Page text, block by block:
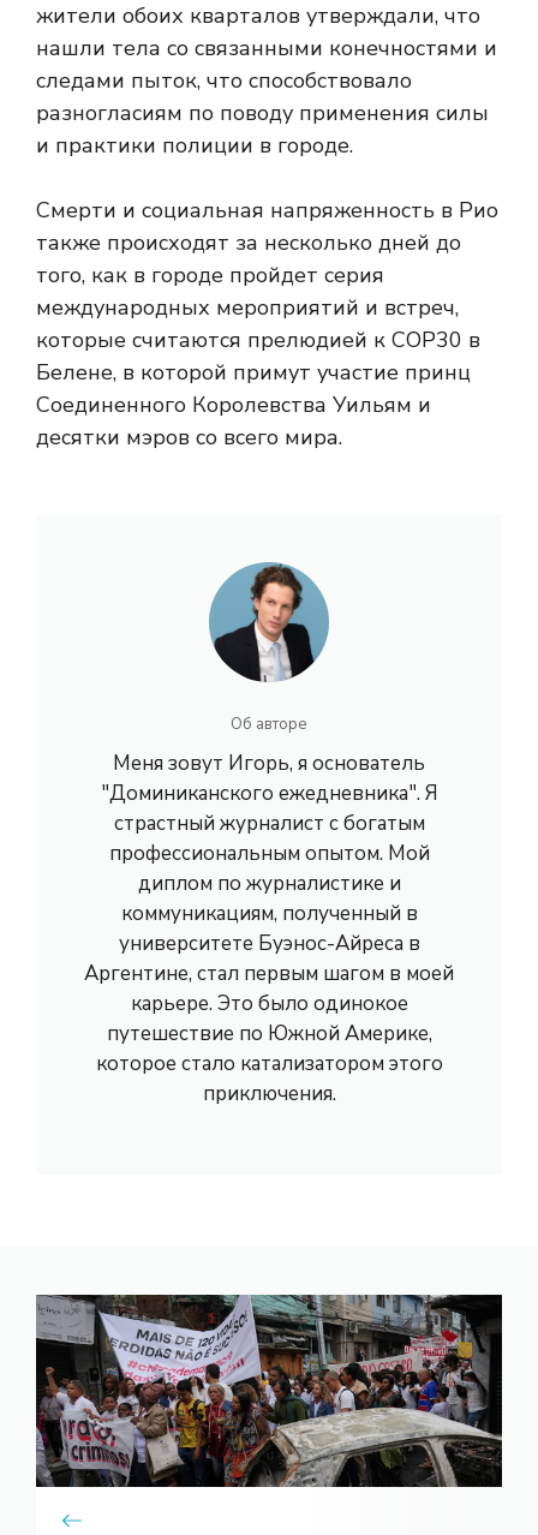
жители обоих кварталов утверждали, что
нашли тела со связанными конечностями и
следами пыток, что способствовало
разногласиям по поводу применения силы
и практики полиции в городе.
Смерти и социальная напряженность в Рио
также происходят за несколько дней до
того, как в городе пройдет серия
международных мероприятий и встреч,
которые считаются прелюдией к COP30 в
Белене, в которой примут участие принц
Соединенного Королевства Уильям и
десятки мэров со всего мира.
Об авторе
Меня зовут Игорь, я основатель
"Доминиканского ежедневника". Я
страстный журналист с богатым
профессиональным опытом. Мой
диплом по журналистике и
коммуникациям, полученный в
университете Буэнос-Айреса в
Аргентине, стал первым шагом в моей
карьере. Это было одинокое
путешествие по Южной Америке,
которое стало катализатором этого
приключения.